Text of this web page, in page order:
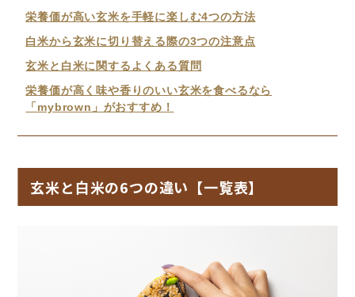
栄養価が高い玄米を手軽に楽しむ4つの方法
白米から玄米に切り替える際の3つの注意点
玄米と白米に関するよくある質問
栄養価が高く味や香りのいい玄米を食べるなら
「mybrown」がおすすめ！
玄米と白米の6つの違い【一覧表】